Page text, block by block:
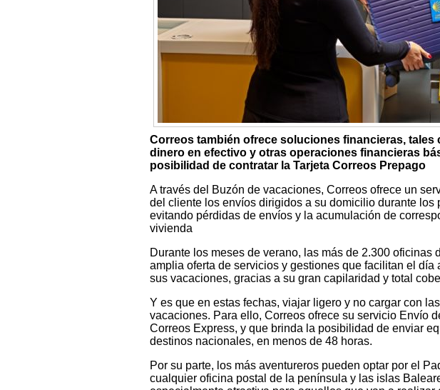
Correos también ofrece soluciones financieras, tales
dinero en efectivo y otras operaciones financieras
posibilidad de contratar la Tarjeta Correos Prepago
A través del Buzón de vacaciones, Correos ofrece un
del cliente los envíos dirigidos a su domicilio durante los
evitando pérdidas de envíos y la acumulación de
vivienda
Durante los meses de verano, las más de 2.300 oficinas
amplia oferta de servicios y gestiones que facilitan el
sus vacaciones, gracias a su gran capilaridad y total
Y es que en estas fechas, viajar ligero y no cargar con
vacaciones. Para ello, Correos ofrece su servicio Envío
Correos Express, y que brinda la posibilidad de enviar
destinos nacionales, en menos de 48 horas.
Por su parte, los más aventureros pueden optar por el
cualquier oficina postal de la península y las islas